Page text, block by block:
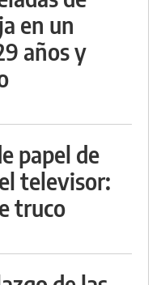
en un
años y
papel de
televisor:
truco